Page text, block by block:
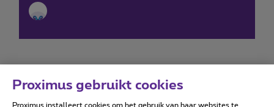
Proximus gebruikt cookies
Proximus installeert cookies om het gebruik van haar websites te